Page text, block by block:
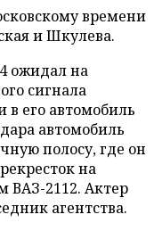
времени
и Шкулева.
ожидал на
сигнала
в его автомобиль
автомобиль
полосу, где он
на
ВАЗ-2112. Актер
агентства.